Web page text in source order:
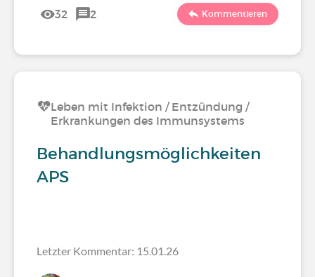
32 2 Kommentieren
Leben mit Infektion / Entzündung /
Erkrankungen des Immunsystems
Behandlungsmöglichkeiten
APS
Letzter Kommentar: 15.01.26